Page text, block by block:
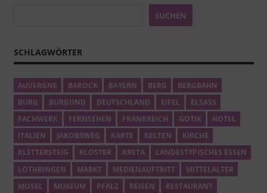
SUCHEN
SCHLAGWÖRTER
AUVERGNE BAROCK BAYERN BERG
BERGBAHN
BURG
BURGUND DEUTSCHLAND EIFEL
ELSASS
FACHWERK
FERNSEHEN FRANKREICH GOTIK
HOTEL
ITALIEN
JAKOBSWEG KARTE KELTEN
KIRCHE
KLETTERSTEIG
KLOSTER KRETA
LANDESTYPISCHES ESSEN
LOTHRINGEN
MARKT MEDIENAUFTRITT
MITTELALTER
MOSEL
MUSEUM PFALZ REISEN
RESTAURANT